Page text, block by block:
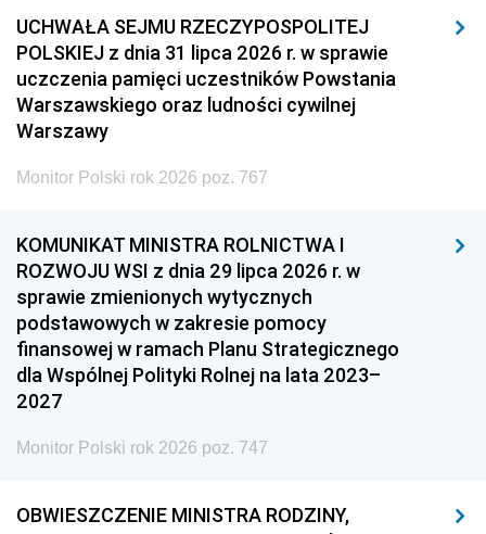
UCHWAŁA SEJMU RZECZYPOSPOLITEJ
POLSKIEJ z dnia 31 lipca 2026 r. w sprawie
uczczenia pamięci uczestników Powstania
Warszawskiego oraz ludności cywilnej
Warszawy
Monitor Polski rok 2026 poz. 767
KOMUNIKAT MINISTRA ROLNICTWA I
ROZWOJU WSI z dnia 29 lipca 2026 r. w
sprawie zmienionych wytycznych
podstawowych w zakresie pomocy
finansowej w ramach Planu Strategicznego
dla Wspólnej Polityki Rolnej na lata 2023–
2027
Monitor Polski rok 2026 poz. 747
OBWIESZCZENIE MINISTRA RODZINY,